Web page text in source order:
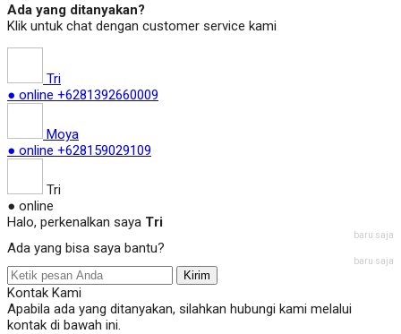
Ada yang ditanyakan?
Klik untuk chat dengan customer service kami
Tri
● online +6281392660009
Moya
● online +628159029109
Tri
● online
Halo, perkenalkan saya Tri
baru saja
Ada yang bisa saya bantu?
baru saja
Kirim
Kontak Kami
Apabila ada yang ditanyakan, silahkan hubungi kami melalui
kontak di bawah ini.